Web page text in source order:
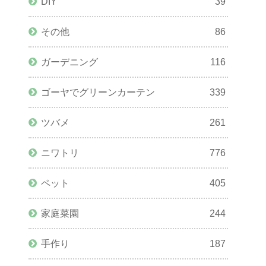
その他 86
ガーデニング 116
ゴーヤでグリーンカーテン 339
ツバメ 261
ニワトリ 776
ペット 405
家庭菜園 244
手作り 187